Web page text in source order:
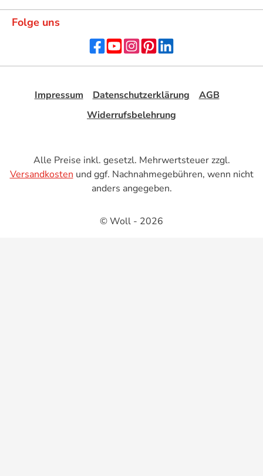
Folge uns
Impressum Datenschutzerklärung
AGB
Widerrufsbelehrung
Alle Preise inkl. gesetzl. Mehrwertsteuer zzgl.
Versandkosten und ggf. Nachnahmegebühren, wenn nicht
anders angegeben.
© Woll - 2026